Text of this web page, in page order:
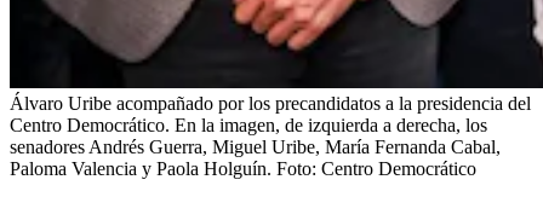
Álvaro Uribe acompañado por los precandidatos a la presidencia del
Centro Democrático. En la imagen, de izquierda a derecha, los
senadores Andrés Guerra, Miguel Uribe, María Fernanda Cabal,
Paloma Valencia y Paola Holguín. Foto: Centro Democrático